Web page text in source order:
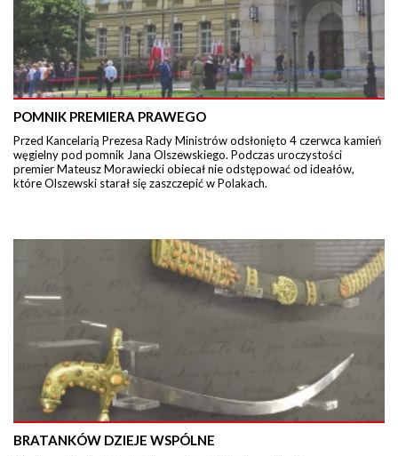
POMNIK PREMIERA PRAWEGO
Przed Kancelarią Prezesa Rady Ministrów odsłonięto 4 czerwca kamień
węgielny pod pomnik Jana Olszewskiego. Podczas uroczystości
premier Mateusz Morawiecki obiecał nie odstępować od ideałów,
które Olszewski starał się zaszczepić w Polakach.
BRATANKÓW DZIEJE WSPÓLNE